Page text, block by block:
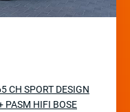
CH SPORT DESIGN
PASM HIFI BOSE